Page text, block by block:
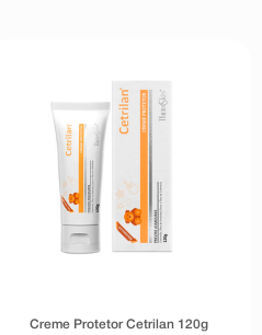
Creme Protetor Cetrilan 120g